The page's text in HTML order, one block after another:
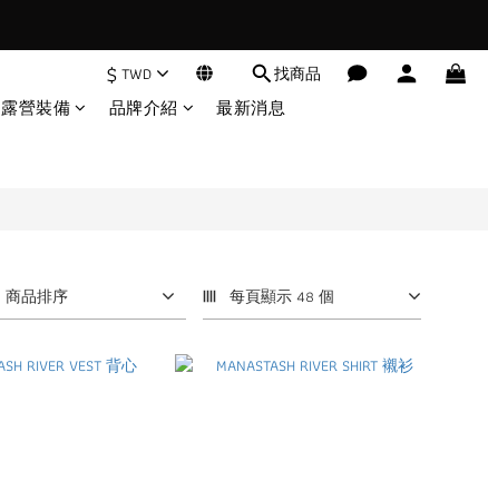
$ TWD 找商品
露營裝備 品牌介紹
最新消息
商品排序 每頁顯示 48 個